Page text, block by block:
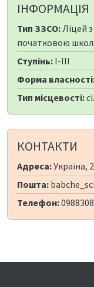
ІНФОРМАЦІЯ
Тип ЗЗСО:Ліцей
початковою
Ступінь: I-III
Форма
Тип місцевості:
КОНТАКТИ
Адреса:Україна,
Пошта:
Телефон: